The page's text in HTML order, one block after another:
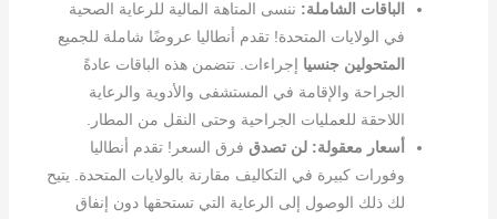
الباقات الشاملة: ننسى المتاهة المالية للرعاية الصحية
في الولايات المتحدة! تقدم أنطاليا عروضًا شاملة للجميع
المتحولين جنسيا إجراءات. تتضمن هذه الباقات عادةً
الجراحة والإقامة في المستشفى والأدوية والرعاية
اللاحقة للعمليات الجراحية وحتى النقل من المطار.
أسعار معقولة: لن تصدق فرق السعر! تقدم أنطاليا
وفورات كبيرة في التكاليف مقارنة بالولايات المتحدة. يتيح
لك ذلك الوصول إلى الرعاية التي تستحقها دون إنفاق